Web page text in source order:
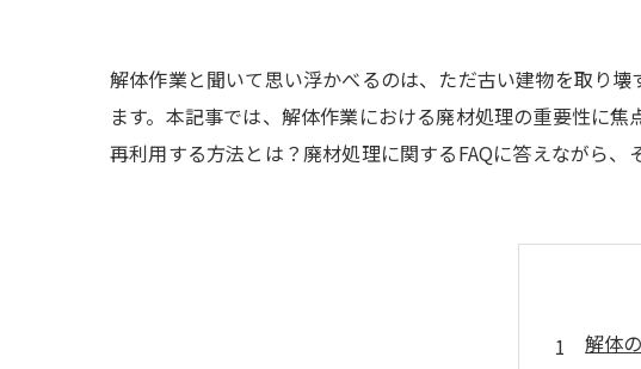
解体作業と聞いて思い浮かべるのは、ただ古い建物を取り
ます。本記事では、解体作業における廃材処理の重要性に
再利用する方法とは？廃材処理に関するFAQに答えながら、
解体